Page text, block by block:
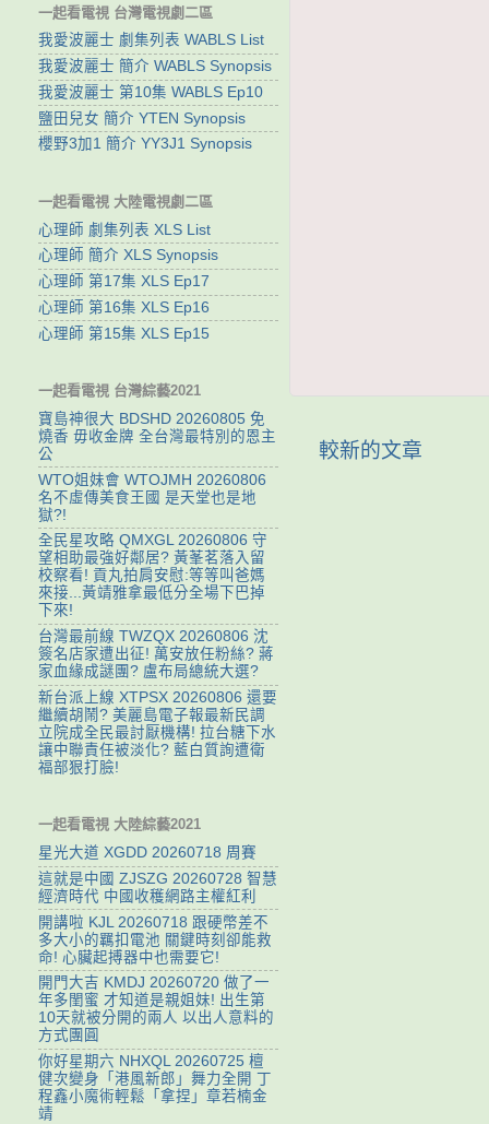
較新的文章
一起看電視 台灣電視劇二區
我愛波麗士 劇集列表 WABLS List
我愛波麗士 簡介 WABLS Synopsis
我愛波麗士 第10集 WABLS Ep10
鹽田兒女 簡介 YTEN Synopsis
櫻野3加1 簡介 YY3J1 Synopsis
一起看電視 大陸電視劇二區
心理師 劇集列表 XLS List
心理師 簡介 XLS Synopsis
心理師 第17集 XLS Ep17
心理師 第16集 XLS Ep16
心理師 第15集 XLS Ep15
一起看電視 台灣綜藝2021
寶島神很大 BDSHD 20260805 免
燒香 毋收金牌 全台灣最特別的恩主
公
WTO姐妹會 WTOJMH 20260806
名不虛傳美食王國 是天堂也是地
獄?!
全民星攻略 QMXGL 20260806 守
望相助最強好鄰居? 黃莑茗落入留
校察看! 貢丸拍肩安慰:等等叫爸媽
來接...黃靖雅拿最低分全場下巴掉
下來!
台灣最前線 TWZQX 20260806 沈
簽名店家遭出征! 萬安放任粉絲? 蔣
家血緣成謎團? 盧布局總統大選?
新台派上線 XTPSX 20260806 還要
繼續胡鬧? 美麗島電子報最新民調
立院成全民最討厭機構! 拉台糖下水
讓中聯責任被淡化? 藍白質詢遭衛
福部狠打臉!
一起看電視 大陸綜藝2021
星光大道 XGDD 20260718 周賽
這就是中國 ZJSZG 20260728 智慧
經濟時代 中國收穫網路主權紅利
開講啦 KJL 20260718 跟硬幣差不
多大小的羈扣電池 關鍵時刻卻能救
命! 心臟起搏器中也需要它!
開門大吉 KMDJ 20260720 做了一
年多閨蜜 才知道是親姐妹! 出生第
10天就被分開的兩人 以出人意料的
方式團圓
你好星期六 NHXQL 20260725 檀
健次變身「港風新郎」舞力全開 丁
程鑫小魔術輕鬆「拿捏」章若楠金
靖